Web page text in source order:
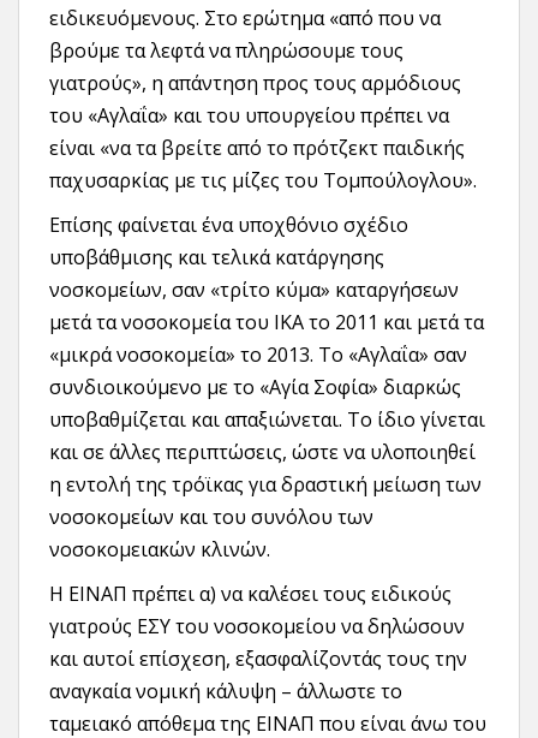
ειδικευόμενους. Στο ερώτημα «από που να
βρούμε τα λεφτά να πληρώσουμε τους
γιατρούς», η απάντηση προς τους αρμόδιους
του «Αγλαΐα» και του υπουργείου πρέπει να
είναι «να τα βρείτε από το πρότζεκτ παιδικής
παχυσαρκίας με τις μίζες του Τομπούλογλου».
Επίσης φαίνεται ένα υποχθόνιο σχέδιο
υποβάθμισης και τελικά κατάργησης
νοσκομείων, σαν «τρίτο κύμα» καταργήσεων
μετά τα νοσοκομεία του ΙΚΑ το 2011 και μετά τα
«μικρά νοσοκομεία» το 2013. Το «Αγλαΐα» σαν
συνδιοικούμενο με το «Αγία Σοφία» διαρκώς
υποβαθμίζεται και απαξιώνεται. Το ίδιο γίνεται
και σε άλλες περιπτώσεις, ώστε να υλοποιηθεί
η εντολή της τρόϊκας για δραστική μείωση των
νοσοκομείων και του συνόλου των
νοσοκομειακών κλινών.
Η ΕΙΝΑΠ πρέπει α) να καλέσει τους ειδικούς
γιατρούς ΕΣΥ του νοσοκομείου να δηλώσουν
και αυτοί επίσχεση, εξασφαλίζοντάς τους την
αναγκαία νομική κάλυψη – άλλωστε το
ταμειακό απόθεμα της ΕΙΝΑΠ που είναι άνω του